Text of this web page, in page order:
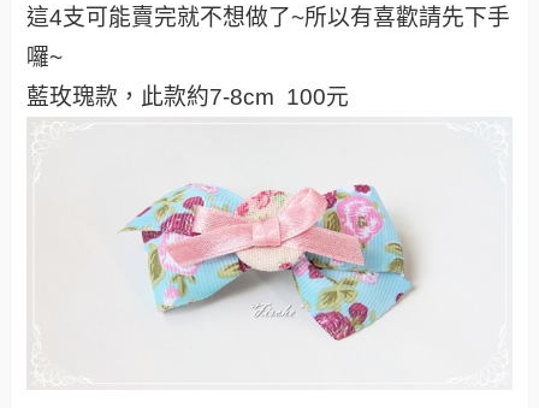
這4支可能賣完就不想做了~所以有喜歡請先下手
囉~
藍玫瑰款，此款約7-8cm 100元